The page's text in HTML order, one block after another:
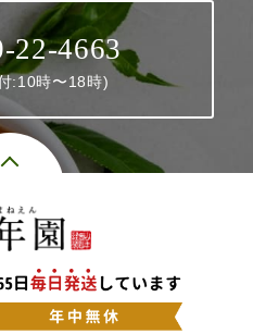
22-4663
:10時〜18時)